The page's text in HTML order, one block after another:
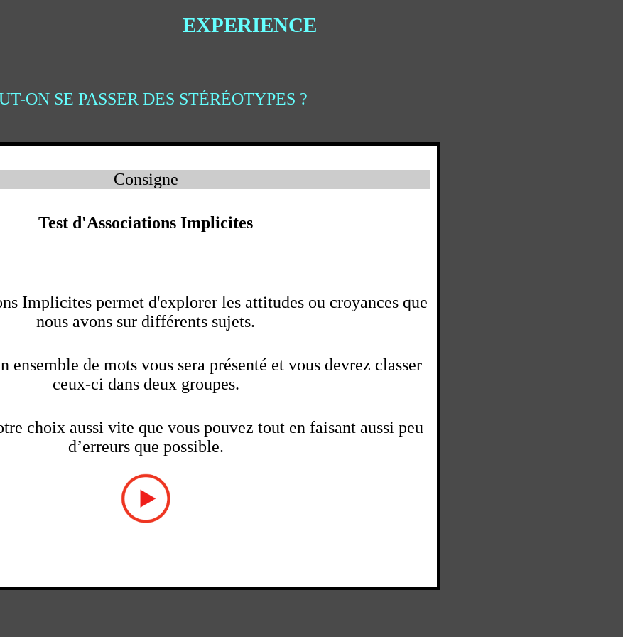
EXPERIENCE
ON SE PASSER DES STÉRÉOTYPES ?
Consigne
Test d'Associations Implicites
Implicites permet d'explorer les attitudes ou croyances que
nous avons sur différents sujets.
ensemble de mots vous sera présenté et vous devrez classer
ceux-ci dans deux groupes.
choix aussi vite que vous pouvez tout en faisant aussi peu
d’erreurs que possible.